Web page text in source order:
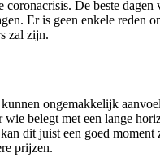
coronacrisis. De beste dagen
Er is geen enkele reden
zal zijn.
ongemakkelijk
wie belegt met een lange
dit juist een goed moment
prijzen.